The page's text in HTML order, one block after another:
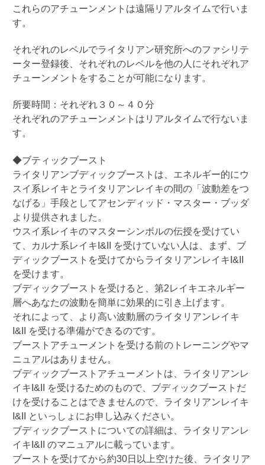
これらのアチューンメントは遠隔リアルタイムで行いま
す。
それぞれのレベルでライタリアン研究所へのファシリテ
ーター登録後、それぞれのレベルを他の人にそれぞれア
チューンメントをすることが可能になります。
所要時間：それぞれ３０～４０分
それぞれのアチューンメントはリアルタイムで行ないま
す。
◆ブティックブースト
ライタリアンブディックブーストは、エネルギー的にウ
スイ系レイキとライタリアンレイキの間の「波動差をつ
なげる」手段としてアセンディッド・マスター・ブッダ
より提供されました。
ウスイ系レイキのマスターシンボルの伝授を受けてい
て、カルナ系レイキ I&II
を受けていない人は、まず、ブ
ディックブーストを受けてからライタリアンレイキ I&II
を受けます。
ブディックブーストを受けると、第2レイキエネルギー
層へあなたの波動を簡単に効果的に引き上げます。
それによって、より高い波動層のライタリアンレイキ
I&II
を受ける準備ができるのです。
ブーストアチューメントを受ける前のトレーニングやマ
ニュアルはありません。
ブディックブーストアチューメントは、ライタリアンレ
イキ I&II
を受けるためのもので、ブディックブーストだ
けを受けることはできませんので、ライタリアンレイキ
I&II
といっしょにお申し込みください。
ブディックブーストについての詳細は、ライタリアンレ
イキ I&IIのマニュアルに載っています。
ブーストを受けてから約30日以上空けた後、ライタリア